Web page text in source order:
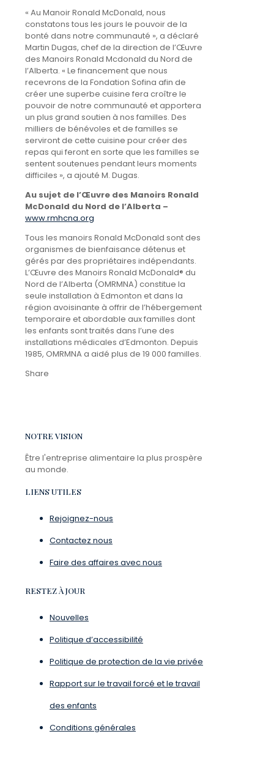
« Au Manoir Ronald McDonald, nous
constatons tous les jours le pouvoir de la
bonté dans notre communauté », a déclaré
Martin Dugas, chef de la direction de l’Œuvre
des Manoirs Ronald Mcdonald du Nord de
l’Alberta. « Le financement que nous
recevrons de la Fondation Sofina afin de
créer une superbe cuisine fera croître le
pouvoir de notre communauté et apportera
un plus grand soutien à nos familles. Des
milliers de bénévoles et de familles se
serviront de cette cuisine pour créer des
repas qui feront en sorte que les familles se
sentent soutenues pendant leurs moments
difficiles », a ajouté M. Dugas.
Au sujet de l’Œuvre des Manoirs Ronald
McDonald du Nord de l’Alberta –
www.rmhcna.org
Tous les manoirs Ronald McDonald sont des
organismes de bienfaisance détenus et
gérés par des propriétaires indépendants.
L’Œuvre des Manoirs Ronald McDonald® du
Nord de l’Alberta (OMRMNA) constitue la
seule installation à Edmonton et dans la
région avoisinante à offrir de l’hébergement
temporaire et abordable aux familles dont
les enfants sont traités dans l’une des
installations médicales d’Edmonton. Depuis
1985, OMRMNA a aidé plus de 19 000 familles.
Share
NOTRE VISION
Être l'entreprise alimentaire la plus prospère
au monde.
LIENS UTILES
Rejoignez-nous
Contactez nous
Faire des affaires avec nous
RESTEZ À JOUR
Nouvelles
Politique d’accessibilité
Politique de protection de la vie privée
Rapport sur le travail forcé et le travail
des enfants
Conditions générales